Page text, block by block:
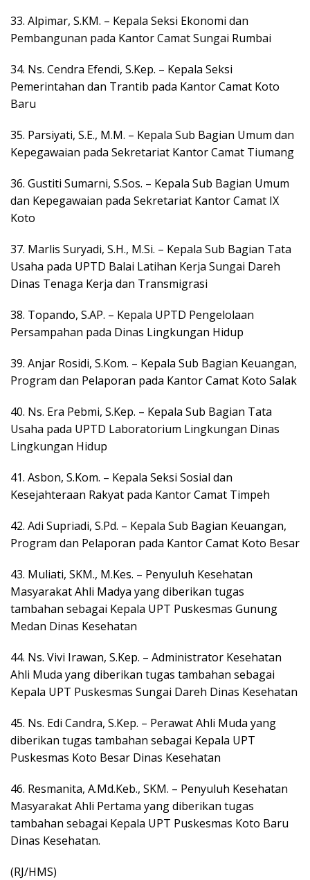
33. Alpimar, S.KM. – Kepala Seksi Ekonomi dan
Pembangunan pada Kantor Camat Sungai Rumbai
34. Ns. Cendra Efendi, S.Kep. – Kepala Seksi
Pemerintahan dan Trantib pada Kantor Camat Koto
Baru
35. Parsiyati, S.E., M.M. – Kepala Sub Bagian Umum dan
Kepegawaian pada Sekretariat Kantor Camat Tiumang
36. Gustiti Sumarni, S.Sos. – Kepala Sub Bagian Umum
dan Kepegawaian pada Sekretariat Kantor Camat IX
Koto
37. Marlis Suryadi, S.H., M.Si. – Kepala Sub Bagian Tata
Usaha pada UPTD Balai Latihan Kerja Sungai Dareh
Dinas Tenaga Kerja dan Transmigrasi
38. Topando, S.AP. – Kepala UPTD Pengelolaan
Persampahan pada Dinas Lingkungan Hidup
39. Anjar Rosidi, S.Kom. – Kepala Sub Bagian Keuangan,
Program dan Pelaporan pada Kantor Camat Koto Salak
40. Ns. Era Pebmi, S.Kep. – Kepala Sub Bagian Tata
Usaha pada UPTD Laboratorium Lingkungan Dinas
Lingkungan Hidup
41. Asbon, S.Kom. – Kepala Seksi Sosial dan
Kesejahteraan Rakyat pada Kantor Camat Timpeh
42. Adi Supriadi, S.Pd. – Kepala Sub Bagian Keuangan,
Program dan Pelaporan pada Kantor Camat Koto Besar
43. Muliati, SKM., M.Kes. – Penyuluh Kesehatan
Masyarakat Ahli Madya yang diberikan tugas
tambahan sebagai Kepala UPT Puskesmas Gunung
Medan Dinas Kesehatan
44. Ns. Vivi Irawan, S.Kep. – Administrator Kesehatan
Ahli Muda yang diberikan tugas tambahan sebagai
Kepala UPT Puskesmas Sungai Dareh Dinas Kesehatan
45. Ns. Edi Candra, S.Kep. – Perawat Ahli Muda yang
diberikan tugas tambahan sebagai Kepala UPT
Puskesmas Koto Besar Dinas Kesehatan
46. Resmanita, A.Md.Keb., SKM. – Penyuluh Kesehatan
Masyarakat Ahli Pertama yang diberikan tugas
tambahan sebagai Kepala UPT Puskesmas Koto Baru
Dinas Kesehatan.
(RJ/HMS)